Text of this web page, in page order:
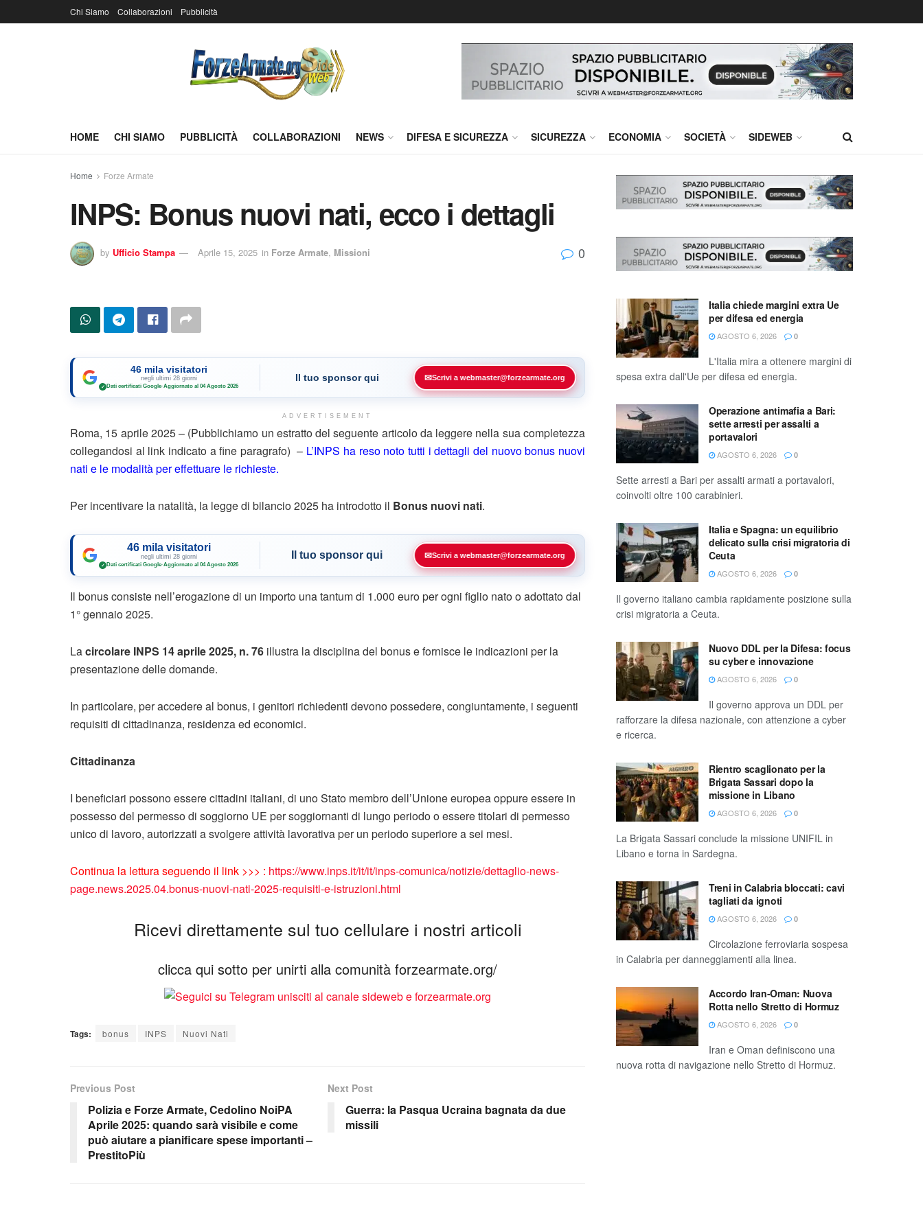
Chi Siamo Collaborazioni Pubblicità
HOME CHI SIAMO PUBBLICITÀ COLLABORAZIONI NEWS DIFESA E SICUREZZA SICUREZZA ECONOMIA SOCIETÀ SIDEWEB
Home Forze Armate
INPS: Bonus nuovi nati, ecco i dettagli
by Ufficio Stampa Aprile 15, 2025 in Forze Armate, Missioni 0
46 mila visitatori
negli ultimi 28 giorni
✓ Dati certificati Google·Aggiornato al 04 Agosto 2026
Il tuo sponsor qui ✉Scrivi a webmaster@forzearmate.org
ADVERTISEMENT
Roma, 15 aprile 2025 – (Pubblichiamo un estratto del seguente articolo da leggere nella sua completezza
collegandosi al link indicato a fine paragrafo) – L’INPS ha reso noto tutti i dettagli del nuovo bonus nuovi
nati e le modalità per effettuare le richieste.
Per incentivare la natalità, la legge di bilancio 2025 ha introdotto il Bonus nuovi nati.
46 mila visitatori
negli ultimi 28 giorni
✓ Dati certificati Google·Aggiornato al 04 Agosto 2026
Il tuo sponsor qui ✉Scrivi a webmaster@forzearmate.org
Il bonus consiste nell’erogazione di un importo una tantum di 1.000 euro per ogni figlio nato o adottato dal
1° gennaio 2025.
Lacircolare INPS 14 aprile 2025, n. 76 illustra la disciplina del bonus e fornisce le indicazioni per la
presentazione delle domande.
In particolare, per accedere al bonus, i genitori richiedenti devono possedere, congiuntamente, i seguenti
requisiti di cittadinanza, residenza ed economici.
Cittadinanza
I beneficiari possono essere cittadini italiani, di uno Stato membro dell’Unione europea oppure essere in
possesso del permesso di soggiorno UE per soggiornanti di lungo periodo o essere titolari di permesso
unico di lavoro, autorizzati a svolgere attività lavorativa per un periodo superiore a sei mesi.
Continua la lettura seguendo il link >>> : https://www.inps.it/it/it/inps-comunica/notizie/dettaglio-news-
page.news.2025.04.bonus-nuovi-nati-2025-requisiti-e-istruzioni.html
Ricevi direttamente sul tuo cellulare i nostri articoli
clicca qui sotto per unirti alla comunità forzearmate.org/
Tags: bonus INPS Nuovi Nati
Previous Post
Polizia e Forze Armate, Cedolino NoiPA
Aprile 2025: quando sarà visibile e come
può aiutare a pianificare spese importanti –
PrestitoPiù
Next Post
Guerra: la Pasqua Ucraina bagnata da due
missili
Italia chiede margini extra Ue
per difesa ed energia
AGOSTO 6, 2026 0
L'Italia mira a ottenere margini di
spesa extra dall'Ue per difesa ed energia.
Operazione antimafia a Bari:
sette arresti per assalti a
portavalori
AGOSTO 6, 2026 0
Sette arresti a Bari per assalti armati a portavalori,
coinvolti oltre 100 carabinieri.
Italia e Spagna: un equilibrio
delicato sulla crisi migratoria di
Ceuta
AGOSTO 6, 2026 0
Il governo italiano cambia rapidamente posizione sulla
crisi migratoria a Ceuta.
Nuovo DDL per la Difesa: focus
su cyber e innovazione
AGOSTO 6, 2026 0
Il governo approva un DDL per
rafforzare la difesa nazionale, con attenzione a cyber
e ricerca.
Rientro scaglionato per la
Brigata Sassari dopo la
missione in Libano
AGOSTO 6, 2026 0
La Brigata Sassari conclude la missione UNIFIL in
Libano e torna in Sardegna.
Treni in Calabria bloccati: cavi
tagliati da ignoti
AGOSTO 6, 2026 0
Circolazione ferroviaria sospesa
in Calabria per danneggiamenti alla linea.
Accordo Iran-Oman: Nuova
Rotta nello Stretto di Hormuz
AGOSTO 6, 2026 0
Iran e Oman definiscono una
nuova rotta di navigazione nello Stretto di Hormuz.